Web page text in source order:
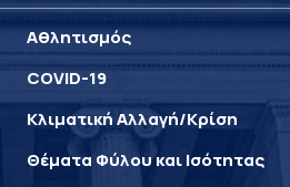
Αθλητισμός
COVID-19
Κλιματική Αλλαγή/Κρίση
Θέματα Φύλου και Ισότητας